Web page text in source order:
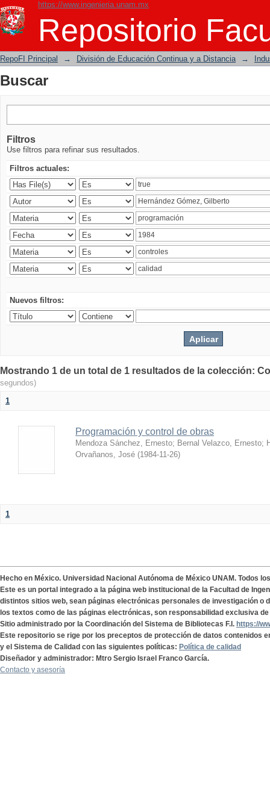
https://www.ingenieria.unam.mx
Repositorio
Buscar
RepoFI Principal → División de Educación Continua y a Distancia →
Buscar
Filtros
Use filtros para refinar sus resultados.
Filtros actuales:
Nuevos filtros:
Mostrando 1 de un total de 1 resultados de la colección:
segundos)
1
Programación y control de obras
Mendoza Sánchez, Ernesto; Bernal Velazco, Ernesto;
Orvañanos, José (1984-11-26)
1
Hecho en México. Universidad Nacional Autónoma de México UNAM. Todos
Este es un portal integrado a la página web institucional de la Facultad de
distintos sitios web, sean páginas electrónicas personales de investigación o
los textos como de las páginas electrónicas, son responsabilidad exclusiva
Sitio administrado por la Coordinación del Sistema de Bibliotecas F.I. https://
Este repositorio se rige por los preceptos de protección de datos contenidos
y el Sistema de Calidad con las siguientes políticas: Política de calidad
Diseñador y administrador: Mtro Sergio Israel Franco García.
Contacto y asesoría